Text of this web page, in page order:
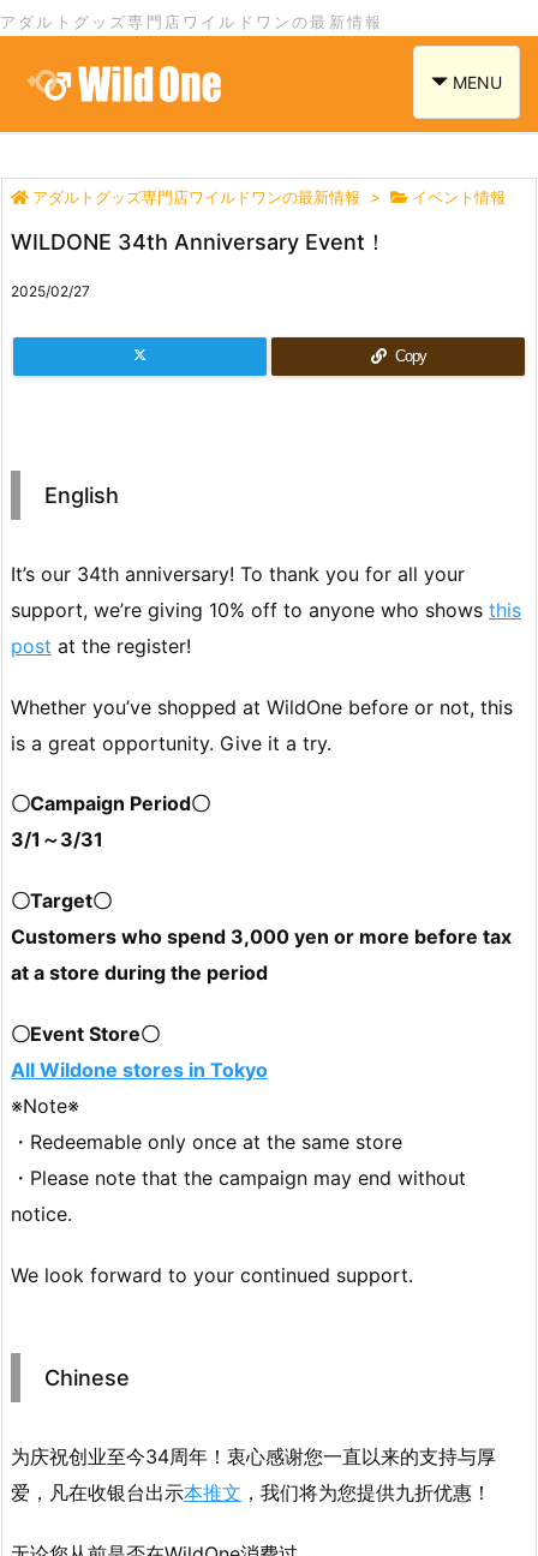
アダルトグッズ専門店ワイルドワンの最新情報
navigation
MENU
アダルトグッズ専門店ワイルドワンの最新情報 > イベント情報
WILDONE 34th Anniversary Event！
2025/02/27
Copy
English
It’s our 34th anniversary! To thank you for all your
support, we’re giving 10% off to anyone who shows this
post at the register!
Whether you’ve shopped at WildOne before or not, this
is a great opportunity. Give it a try.
〇Campaign Period〇
3/1～3/31
〇Target〇
Customers who spend 3,000 yen or more before tax
at a store during the period
〇Event Store〇
All Wildone stores in Tokyo
※Note※
・Redeemable only once at the same store
・Please note that the campaign may end without
notice.
We look forward to your continued support.
Chinese
为庆祝创业至今34周年！衷心感谢您一直以来的支持与厚
爱，凡在收银台出示本推文 ，我们将为您提供九折优惠！